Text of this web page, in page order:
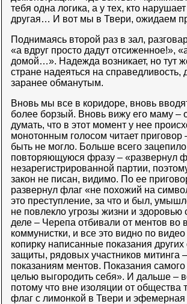
тебя одна логика, а у тех, кто
другая… И вот мы в Твери, ожидаем
Поднимаясь второй раз в зал,
«а вдруг просто дадут отсиженное!»,
домой…». Надежда возникает, но тут
стране надеяться на
заранее обманутым.
Вновь мы все в коридоре, вновь
более борзый. Вновь вижу его маму –
думать, что в этот момент у нее
монотонным голосом читает
быть не могло. Больше всего
повторяющуюся фразу – «развернул
незарегистрированной партии,
закон не писан, видимо. По ее
развернул флаг «не похожий на
это преступление, за что и был,
не повлекло угрозы жизни и
деле – Черепа отбивали от ментов
коммунистки, и все это видно по
копирку написанные показания
защиты, рядовых участников митинга
показаниям ментов. Показания
целью выгородить себя». И дальше –
потому что вне изоляции от общества
флаг с лимонкой в Твери и